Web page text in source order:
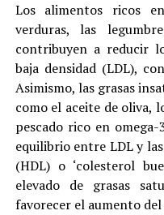
Los alimentos ricos
verduras, las
contribuyen a reducir
baja densidad (LDL),
Asimismo, las grasas
como el aceite de oliva,
pescado rico en
equilibrio entre LDL y
(HDL) o ‘colesterol
elevado de grasas
favorecer el aumento